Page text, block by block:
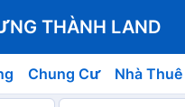
THÀNH LAND
Chung Cư Nhà Thuê